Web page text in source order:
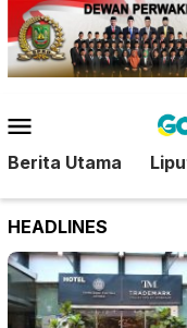
Loncat
ke
konten
Mobile
Berita Utama
HEADLINES